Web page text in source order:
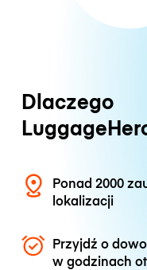
Dlaczego
Ponad 2000
lokalizacji
Przyjdź o
w godzinach